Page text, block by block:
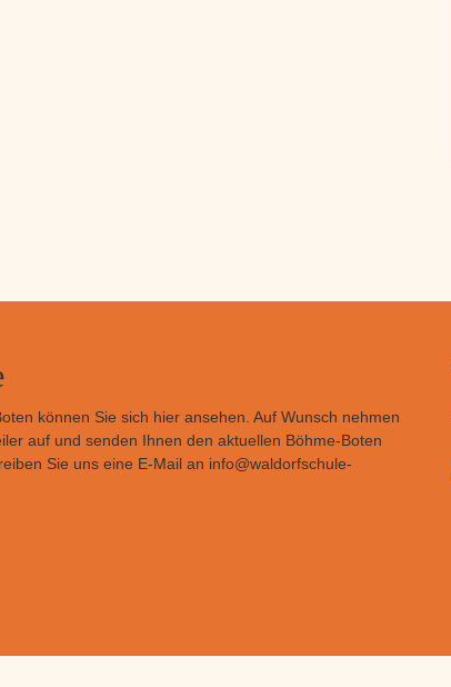
können Sie sich hier ansehen. Auf Wunsch nehmen
auf und senden Ihnen den aktuellen Böhme-Boten
Sie uns eine E-Mail an info@waldorfschule-